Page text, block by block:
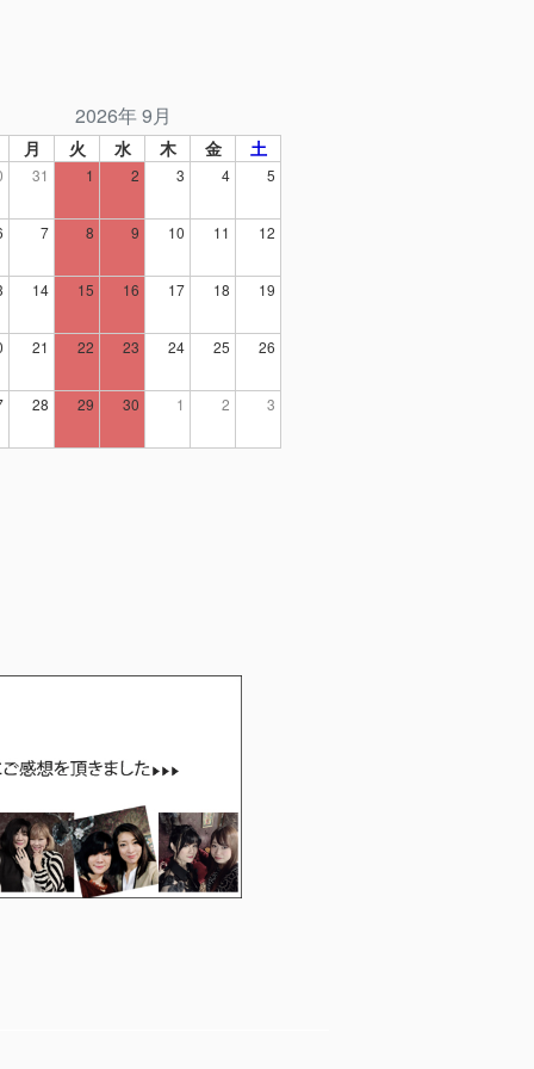
2026年 9月
月 火 水 木 金 土
31 1 2 3 4 5
7 8 9 10 11 12
14 15 16 17 18 19
21 22 23 24 25 26
28 29 30 1 2 3